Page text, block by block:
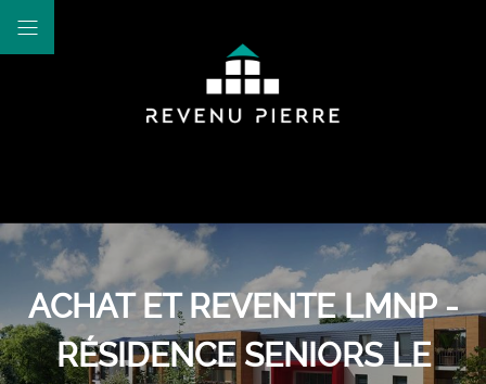
ACHAT ET REVENTE LMNP -
RÉSIDENCE SENIORS LE